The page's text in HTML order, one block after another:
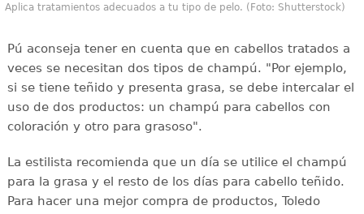
Aplica tratamientos adecuados a tu tipo de pelo. (Foto: Shutterstock)
Pú aconseja tener en cuenta que en cabellos tratados a
veces se necesitan dos tipos de champú. "Por ejemplo,
si se tiene teñido y presenta grasa, se debe intercalar el
uso de dos productos: un champú para cabellos con
coloración y otro para grasoso".
La estilista recomienda que un día se utilice el champú
para la grasa y el resto de los días para cabello teñido.
Para hacer una mejor compra de productos, Toledo